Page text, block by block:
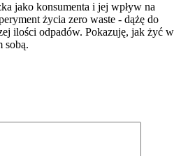
jako konsumenta i jej wpływ na
życia zero waste - dążę do
ilości odpadów. Pokazuję, jak żyć w
sobą.